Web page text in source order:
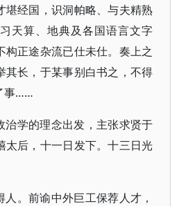
堪经国，识洞帕略、与夫精熟
天算、地典及各国语言文字
构正途杂流已仕未仕。奏上之
其长，于某事别白书之，不得
事……
治学的理念出发，主张求贤于
太后，十一日发下。十三日光
。前谕中外巨工保荐人才，